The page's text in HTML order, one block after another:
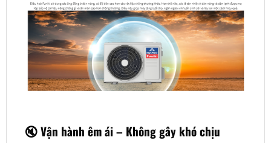
🔇Vận hành êm ái – Không gây khó chịu